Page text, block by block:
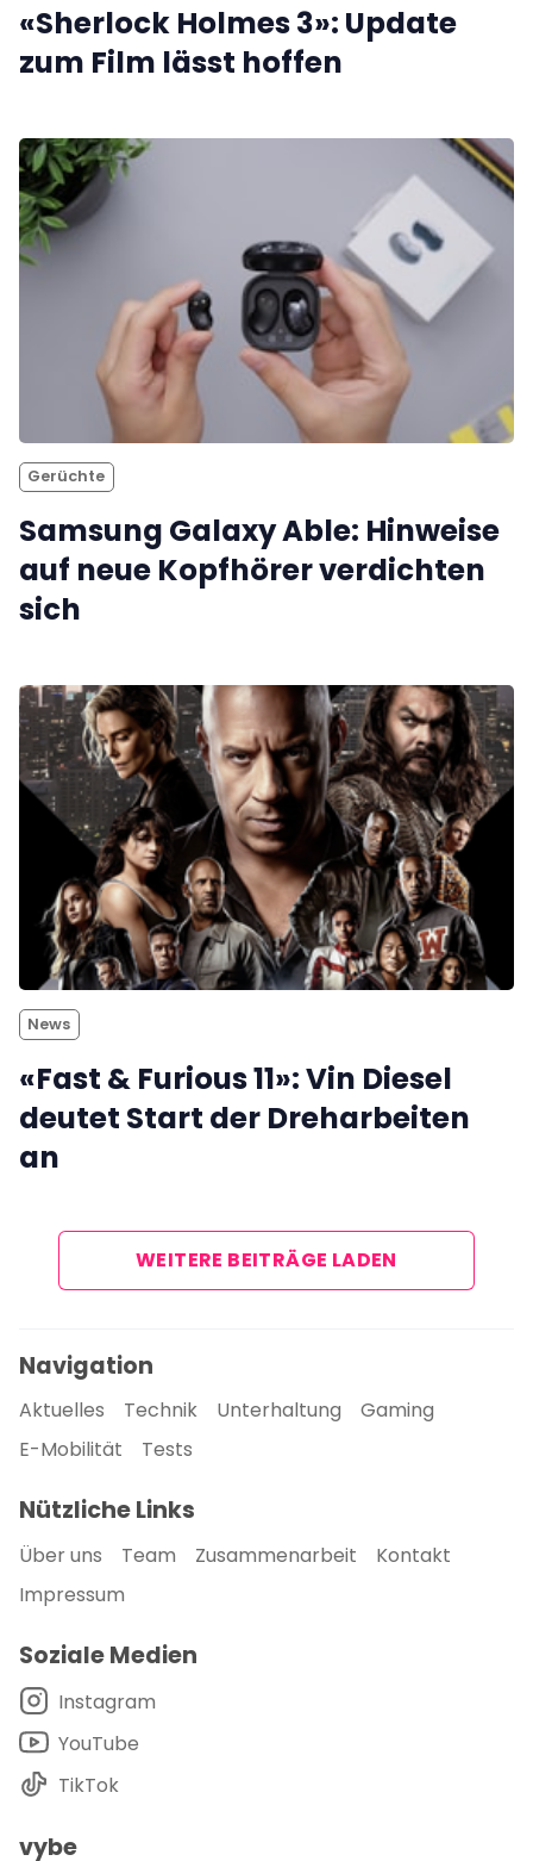
«Sherlock Holmes 3»: Update
zum Film lässt hoffen
Gerüchte
Samsung Galaxy Able: Hinweise
auf neue Kopfhörer verdichten
sich
News
«Fast & Furious 11»: Vin Diesel
deutet Start der Dreharbeiten
an
WEITERE BEITRÄGE LADEN
Navigation
Aktuelles Technik Unterhaltung
Gaming
E-Mobilität
Tests
Nützliche Links
Über uns Team Zusammenarbeit
Kontakt
Impressum
Soziale Medien
Instagram
YouTube
TikTok
vybe